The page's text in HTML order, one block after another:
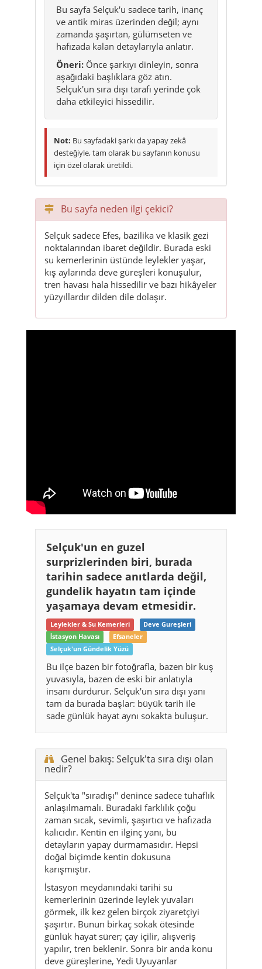
Bu sayfa Selçuk'u sadece tarih, inanç
ve antik miras üzerinden değil; aynı
zamanda şaşırtan, gülümseten ve
hafızada kalan detaylarıyla anlatır.
Öneri: Önce şarkıyı dinleyin, sonra
aşağıdaki başlıklara göz atın.
Selçuk'un sıra dışı tarafı yerinde çok
daha etkileyici hissedilir.
Not: Bu sayfadaki şarkı da yapay zekâ
desteğiyle, tam olarak bu sayfanın konusu
için özel olarak üretildi.
Bu sayfa neden ilgi çekici?
Selçuk sadece Efes, bazilika ve klasik gezi
noktalarından ibaret değildir. Burada eski
su kemerlerinin üstünde leylekler yaşar,
kış aylarında deve güreşleri konuşulur,
tren havası hala hissedilir ve bazı hikâyeler
yüzyıllardır dilden dile dolaşır.
Selçuk'un en guzel
surprizlerinden biri, burada
tarihin sadece anıtlarda değil,
gundelik hayatın tam içinde
yaşamaya devam etmesidir.
Leylekler & Su Kemerleri
Deve Gureşleri
İstasyon Havası
Efsaneler
Selçuk'un Gündelik Yüzü
Bu ilçe bazen bir fotoğrafla, bazen bir kuş
yuvasıyla, bazen de eski bir anlatıyla
insanı durdurur. Selçuk'un sıra dışı yanı
tam da burada başlar: büyük tarih ile
sade günlük hayat aynı sokakta buluşur.
Genel bakış: Selçuk'ta sıra dışı olan
nedir?
Selçuk'ta "sıradışı" denince sadece tuhaflık
anlaşılmamalı. Buradaki farklılık çoğu
zaman sıcak, sevimli, şaşırtıcı ve hafızada
kalıcıdır. Kentin en ilginç yanı, bu
detayların yapay durmamasıdır. Hepsi
doğal biçimde kentin dokusuna
karışmıştır.
İstasyon meydanındaki tarihi su
kemerlerinin üzerinde leylek yuvaları
görmek, ilk kez gelen birçok ziyaretçiyi
şaşırtır. Bunun birkaç sokak ötesinde
günlük hayat sürer; çay içilir, alışveriş
yapılır, tren beklenir. Sonra bir anda konu
deve güreşlerine, Yedi Uyuyanlar